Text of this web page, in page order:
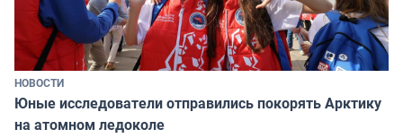
НОВОСТИ
Юные исследователи отправились покорять Арктику
на атомном ледоколе